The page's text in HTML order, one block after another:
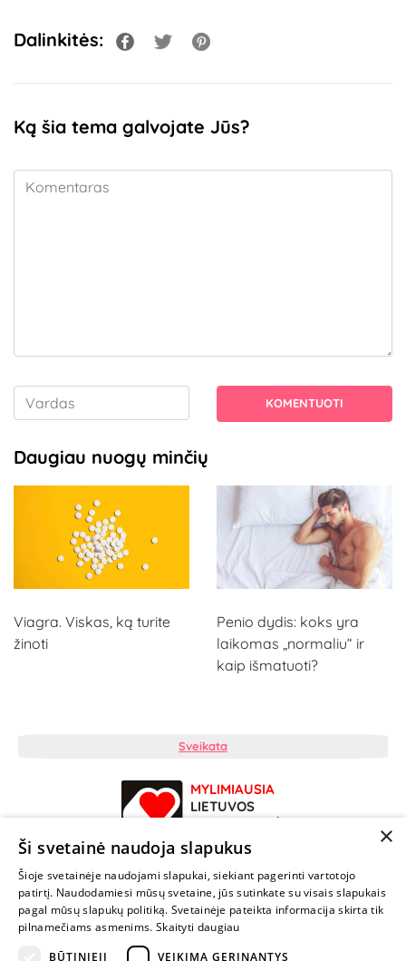
Dalinkitės:
Ką šia tema galvojate Jūs?
KOMENTUOTI
Daugiau nuogų minčių
Viagra. Viskas, ką turite
žinoti
Penio dydis: koks yra
laikomas „normaliu“ ir
kaip išmatuoti?
Sveikata
MYLIMIAUSIA
LIETUVOS
ELEKTRONINĖ
PARDUOTUVĖ
NENUSTOK
ŽAISTI
×
Ši svetainė naudoja slapukus
Šioje svetainėje naudojami slapukai, siekiant pagerinti vartotojo
patirtį. Naudodamiesi mūsų svetaine, jūs sutinkate su visais slapukais
pagal mūsų slapukų politiką. Svetainėje pateikta informacija skirta tik
pilnamečiams asmenims. Skaityti daugiau
BŪTINIEJI
VEIKIMĄ GERINANTYS